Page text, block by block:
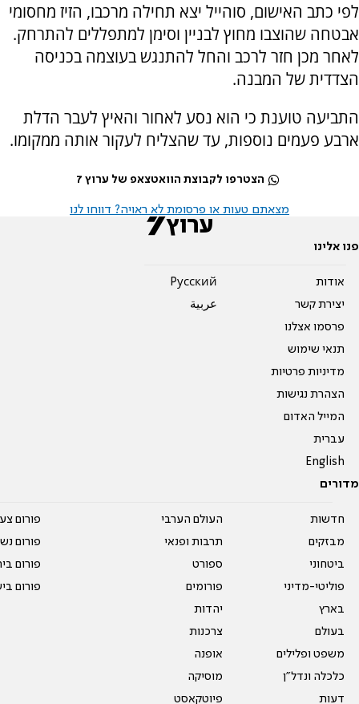
לפי כתב האישום, סוהייל יצא תחילה מרכבו, הזיז מחסומי
אבטחה שהוצבו מחוץ לבניין וסימן למתפללים להתרחק.
לאחר מכן חזר לרכב והחל להתנגש בעוצמה בכניסה
הצדדית של המבנה.
התביעה טוענת כי הוא נסע לאחור והאיץ לעבר הדלת
ארבע פעמים נוספות, עד שהצליח לעקור אותה ממקומו.
הצטרפו לקבוצת הוואטצאפ של ערוץ 7
מצאתם טעות או פרסומת לא ראויה? דווחו לנו
פנו אלינו
אודות
יצירת קשר
פרסמו אצלנו
תנאי שימוש
מדיניות פרטיות
הצהרת נגישות
המייל האדום
עברית
English
Pусский
عربية
מדורים
חדשות
מבזקים
ביטחוני
פוליטי-מדיני
בארץ
בעולם
משפט ופלילים
כלכלה ונדל"ן
דעות
העולם הערבי
תרבות ופנאי
ספורט
פורומים
יהדות
צרכנות
אופנה
מוסיקה
פיוטקאסט
פורום
פורום
פורום
פורום